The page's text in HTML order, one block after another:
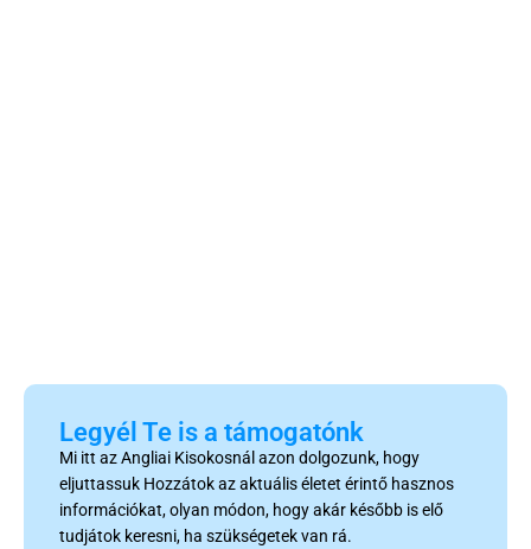
Legyél Te is a támogatónk
Mi itt az Angliai Kisokosnál azon dolgozunk, hogy
eljuttassuk Hozzátok az aktuális életet érintő hasznos
információkat, olyan módon, hogy akár később is elő
tudjátok keresni, ha szükségetek van rá.